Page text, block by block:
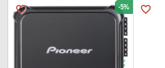
favorite_border
favorite_border -5%